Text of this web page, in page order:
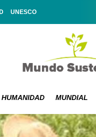
UNESCO
HUMANIDAD MUNDIAL